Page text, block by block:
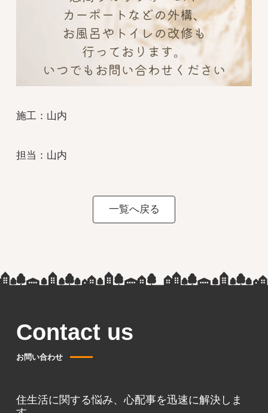
施工：山内
担当：山内
一覧へ戻る
Contact us
お問い合わせ
住生活に関する悩み、心配事を迅速に解決しま